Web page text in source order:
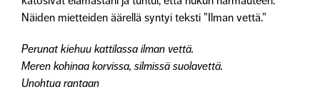
Näiden mietteiden äärellä syntyi teksti ”Ilman vettä.”
Perunat kiehuu kattilassa ilman vettä.
Meren kohinaa korvissa, silmissä suolavettä.
Unohtua rantaan